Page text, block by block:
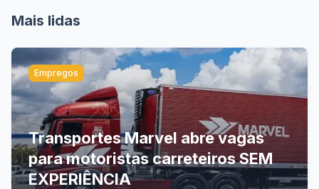
Mais lidas
Empregos
Transportes Marvel abre vagas
para motoristas carreteiros SEM
EXPERIÊNCIA